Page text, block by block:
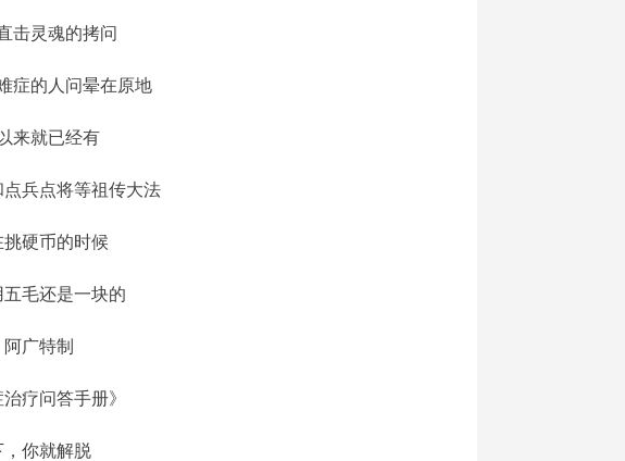
击灵魂的拷问
症的人问晕在原地
来就已经有
兵点将等祖传大法
硬币的时候
毛还是一块的
广特制
疗问答手册》
你就解脱